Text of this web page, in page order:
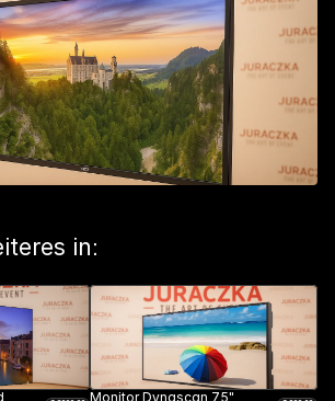
in:
Monitor Dynascan 75"